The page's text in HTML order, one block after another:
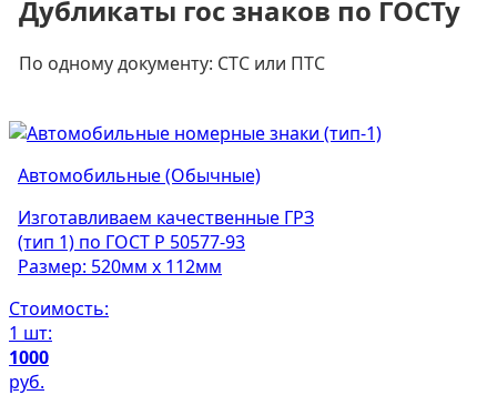
Дубликаты гос знаков по ГОСТу
По одному документу: СТС или ПТС
Автомобильные (Обычные)
Изготавливаем качественные ГРЗ
(тип 1) по ГОСТ Р 50577-93
Размер: 520мм х 112мм
Стоимость:
1 шт:
1000
руб.